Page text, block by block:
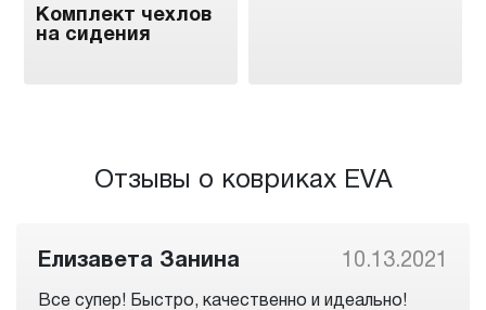
Комплект чехлов
на сидения
Отзывы о ковриках EVA
Елизавета Занина 10.13.2021
Все супер! Быстро, качественно и идеально!